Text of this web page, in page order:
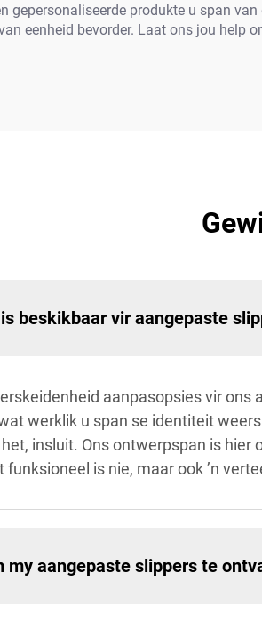
gepersonaliseerde produkte u span
eenheid bevorder. Laat ons jou
beskikbaar vir aangepaste
aanpasopsies vir
werklik u span se identiteit
insluit. Ons ontwerpspan is
is nie, maar ook ’n
my aangepaste slippers te